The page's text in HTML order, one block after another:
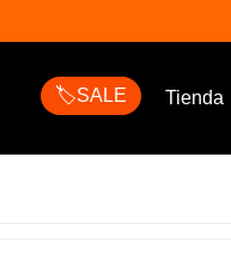
🏷️SALE Tienda